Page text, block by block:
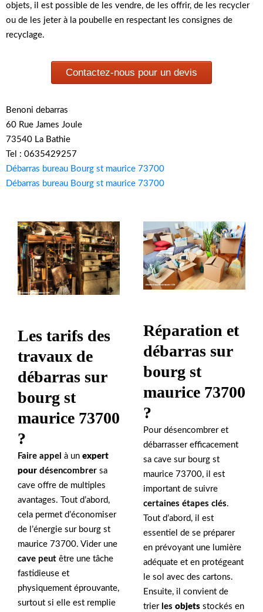
objets, il est possible de les vendre, de les offrir, de les recycler
ou de les jeter à la poubelle en respectant les consignes de
recyclage.
Contactez-nous pour un devis
Benoni debarras
60 Rue James Joule
73540 La Bathie
Tel : 0635429257
Débarras bureau Bourg st maurice 73700
Débarras bureau Bourg st maurice 73700
Les tarifs des
travaux de
débarras sur
bourg st
maurice 73700
?
Faire appel à un expert
pour désencombrer sa
cave offre de multiples
avantages. Tout d’abord,
cela permet d’économiser
de l’énergie sur bourg st
maurice 73700. Vider une
cave peut être une tâche
fastidieuse et
physiquement éprouvante,
surtout si elle est remplie
Réparation et
débarras sur
bourg st
maurice 73700
?
Pour désencombrer et
débarrasser efficacement
sa cave sur bourg st
maurice 73700, il est
important de suivre
certaines étapes clés.
Tout d’abord, il est
essentiel de se préparer
en prévoyant une lumière
adéquate et en protégeant
le sol avec des cartons.
Ensuite, il convient de
trier les objets stockés en